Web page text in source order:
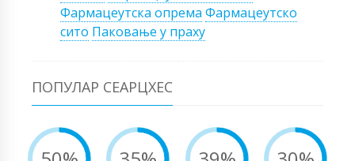
Фармацеутска опрема Фармацеутско
сито Паковање у праху
ПОПУЛАР СЕАРЦХЕС